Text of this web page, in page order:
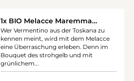
1x BIO Melacce Maremma
Vermentino DOC 2024
(ColleMassari: IT-BIO-006)
Wer Vermentino aus der Toskana zu
kennen meint, wird mit dem Melacce
eine Überraschung erleben. Denn im
Bouquet des strohgelb und mit
grünlichem...